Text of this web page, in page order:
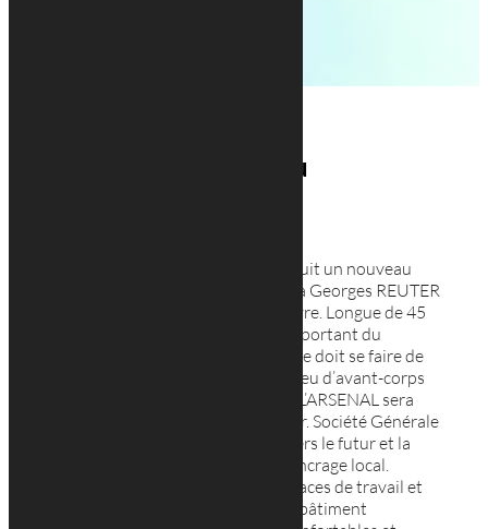
Bâtiment ARSENAL au
La banque Société Générale construit un nouveau
et fait appel à Georges REUTER
ARCHITECTE comme maître d’œuvre. Longue de 45
mètres, la façade est un élément important du
bâtiment. La vision de cette dernière doit se faire de
biais, afin de percevoir au mieux le jeu d’avant-corps
. L’ARSENAL sera
réalisé en pierre, en verre et en acier. Société Générale
tenait à orientée sa construction vers le futur et la
modernité, tout en restant dans l’ancrage local.
Afin de répondre aux besoins d’espaces de travail et
d’accueil de ses clients, le nouveau bâtiment